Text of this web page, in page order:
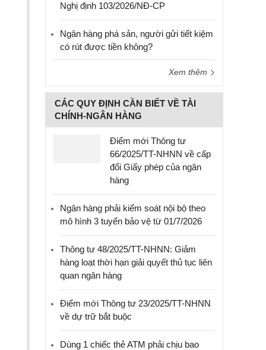
Nghị định 103/2026/NĐ-CP
Ngân hàng phá sản, người gửi tiết kiệm
có rút được tiền không?
Xem thêm
CÁC QUY ĐỊNH CẦN BIẾT VỀ TÀI
CHÍNH-NGÂN HÀNG
Điểm mới Thông tư
66/2025/TT-NHNN về cấp
đổi Giấy phép của ngân
hàng
Ngân hàng phải kiểm soát nội bộ theo
mô hình 3 tuyến bảo vệ từ 01/7/2026
Thông tư 48/2025/TT-NHNN: Giảm
hàng loạt thời hạn giải quyết thủ tục liên
quan ngân hàng
Điểm mới Thông tư 23/2025/TT-NHNN
về dự trữ bắt buộc
Dùng 1 chiếc thẻ ATM phải chịu bao